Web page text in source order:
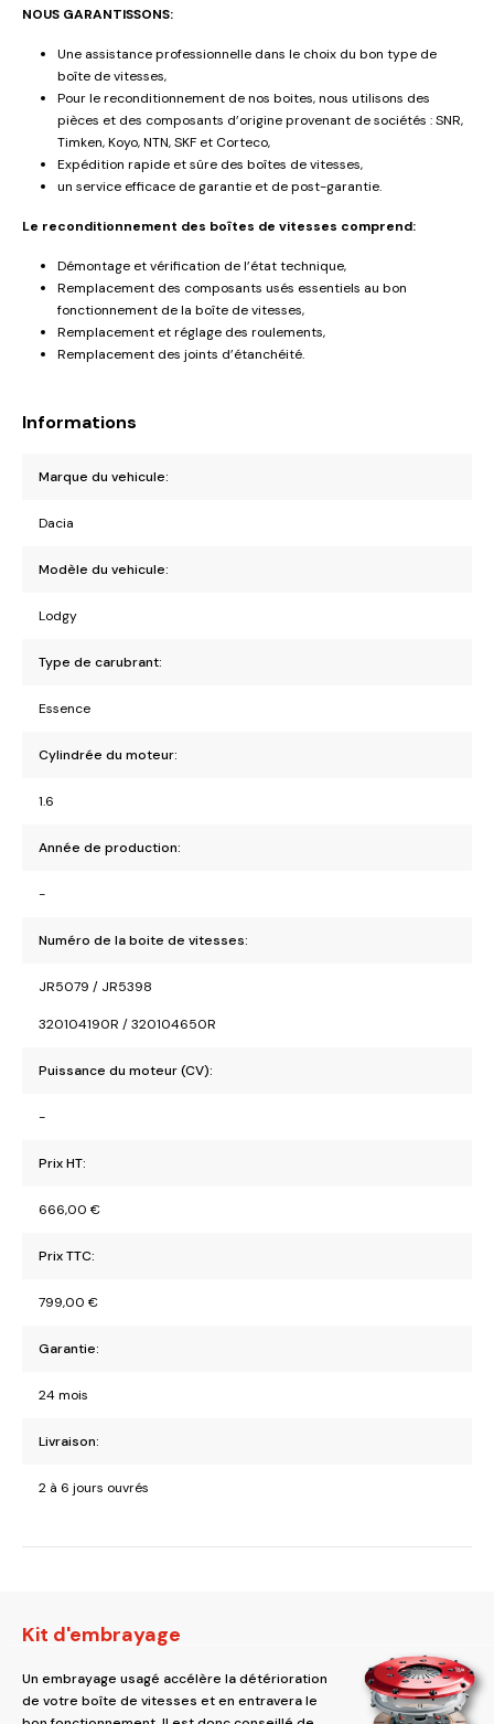
NOUS GARANTISSONS:
Une assistance professionnelle dans le choix du bon type de
boîte de vitesses,
Pour le reconditionnement de nos boites, nous utilisons des
pièces et des composants d’origine provenant de sociétés : SNR,
Timken, Koyo, NTN, SKF et Corteco,
Expédition rapide et sûre des boîtes de vitesses,
un service efficace de garantie et de post-garantie.
Le reconditionnement des boîtes de vitesses comprend:
Démontage et vérification de l’état technique,
Remplacement des composants usés essentiels au bon
fonctionnement de la boîte de vitesses,
Remplacement et réglage des roulements,
Remplacement des joints d’étanchéité.
Informations
Marque du vehicule:
Dacia
Modèle du vehicule:
Lodgy
Type de carubrant:
Essence
Cylindrée du moteur:
1.6
Année de production:
-
Numéro de la boite de vitesses:
JR5079 / JR5398
320104190R / 320104650R
Puissance du moteur (CV):
-
Prix HT:
666,00 €
Prix TTC:
799,00 €
Garantie:
24 mois
Livraison:
2 à 6 jours ouvrés
Kit d'embrayage
Un embrayage usagé accélère la détérioration
de votre boîte de vitesses et en entravera le